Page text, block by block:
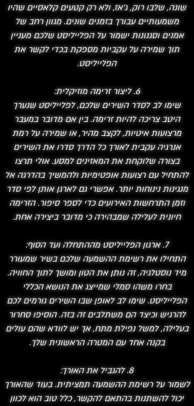
שונה, שלבו רוק, ג'אז, ולא רק קטעים קלאסיים שהיו
משמעותיים עבורך בזמנים שונים. מגוון רחב של
אמנים וסגנונות ישמור על הפלייליסט שלכם מעניין
תוך שמירה על עקביות מספקת בכדי לקשר את
הפלייליסט.
6. ליצור זרימה מוזיקלית:
שימו לב לסדר השירים שלכם, לפלייליסט שנערך
היטב צריכה להיות זרימה. בין אם מדובר במעבר
מרצועות איטיות, לקצב מהיר, או שמירה על רמת
אנרגיה עקבית לאורך כל הדרך סדרו את השירים
בצורה שלוקחת את המאזינים למסע. אולי תרצו
להתחיל עם רצועות אופטימיות ולהמשיך בהדרגה אל
מנגינות נינוחות יותר. אפשרי גם לארגן אותן לפי סדר
וזמן התרחשות האירועים כדי לספר סיפור. הזרימה
חיונית לעלילה שמבהירה כי מדובר ביצירה אחת.
7. ארגון הפלייליסט מההתחלה ועד הסוף:
התחילו את רשימת ההשמעה שלכם בשיר שמעורר
מיד נוסטלגיה, זה נותן את הטון ומושך לתוך החוויה.
בחרו משהו סמלי שמייצג את הנושא הכללי
הפלייליסט. שימו לב לאופן שבו השירים גורמים לכם
להרגיש וכיצד הם משתלבים זה בזה. הוסיפו סחרור
בעלילה, למשל נפילת מתח, אך יש לוודא שהם עולים
בקנה אחד עם המטרה הראשונית שלך.
8. להגביל את האורך:
לשמור על רשימת ההשמעה תמציתית. בעוד שהאורך
יכול להשתנות בהתאם להקשר, כלל טוב הוא לכוון